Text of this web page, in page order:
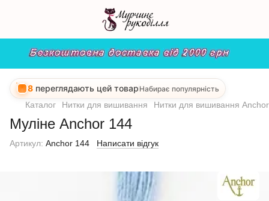
8 переглядають цей товар Набирає популярність
Каталог Нитки для вишивання Нитки для вишивання Anchor
Муліне Anchor 144
Артикул: Anchor 144 Написати відгук